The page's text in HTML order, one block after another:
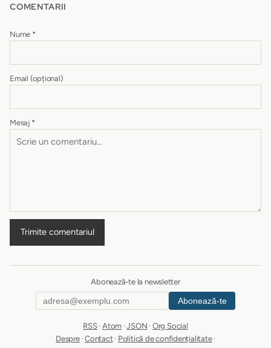
COMENTARII
Nume *
Email (opțional)
Mesaj *
Trimite comentariul
Abonează-te la newsletter
Abonează-te
RSS· Atom ·JSON · Org Social
Despre·Contact· Politică de confidențialitate·